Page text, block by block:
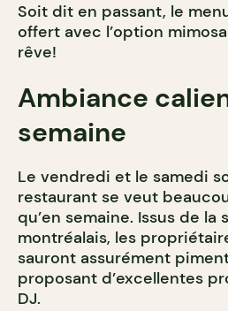
Soit dit en passant, le
offert avec l’option
rêve!
Ambiance
semaine
Le vendredi et le samedi
restaurant se veut
qu’en semaine. Issus de la
montréalais, les
sauront assurément
proposant d’excellentes
DJ.